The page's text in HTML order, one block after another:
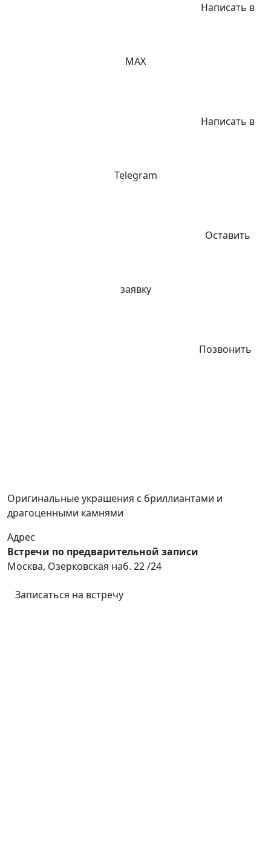
Написать в
MAX
Написать в
Telegram
Оставить
заявку
Позвонить
Оригинальные украшения с бриллиантами и
драгоценными камнями
Адрес
Встречи по предварительной записи
Москва, Озерковская наб. 22 /24
Записаться на встречу